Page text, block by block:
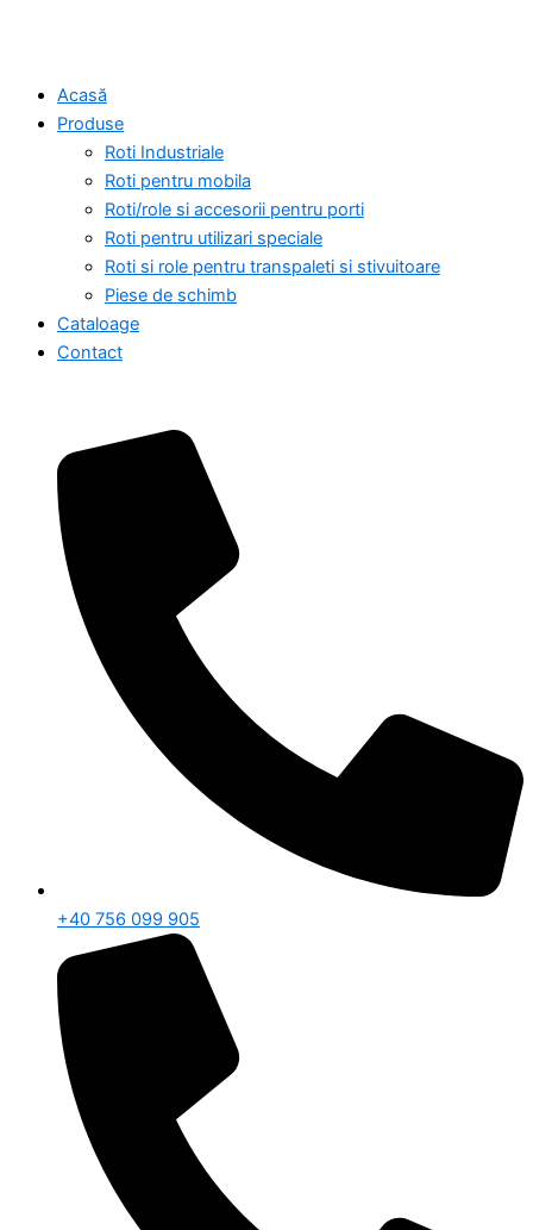
Acasă
Produse
Roti Industriale
Roti pentru mobila
Roti/role si accesorii pentru porti
Roti pentru utilizari speciale
Roti si role pentru transpaleti si stivuitoare
Piese de schimb
Cataloage
Contact
+40 756 099 905